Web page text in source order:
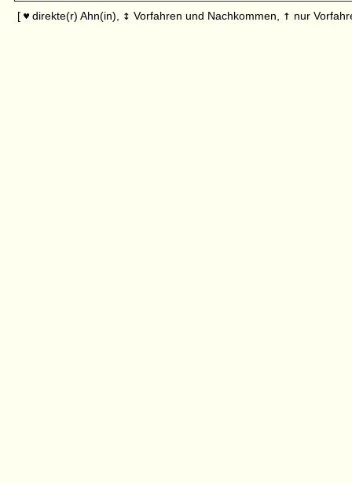
[ ♥ direkte(r) Ahn(in), ↕ Vorfahren und Nachkommen, ↑ nur